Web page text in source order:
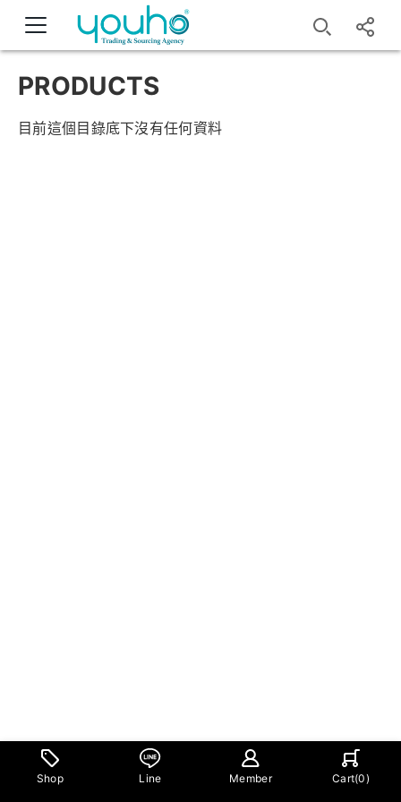
PRODUCTS
目前這個目錄底下沒有任何資料
Shop Line Member Cart(0)